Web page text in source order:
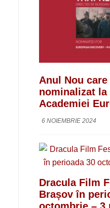
Anul Nou
nominalizat
Academiei
6 NOIEMBRIE 2024
Dracula Film
Brașov în